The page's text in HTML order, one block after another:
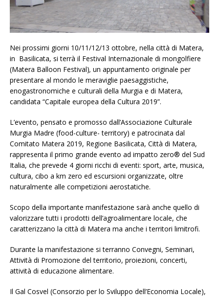
Nei prossimi giorni 10/11/12/13 ottobre, nella città di Matera,
in Basilicata, si terrà il Festival Internazionale di mongolfiere
(Matera Balloon Festival), un appuntamento originale per
presentare al mondo le meraviglie paesaggistiche,
enogastronomiche e culturali della Murgia e di Matera,
candidata “Capitale europea della Cultura 2019”.
L’evento, pensato e promosso dall’Associazione Culturale
Murgia Madre (food-culture- territory) e patrocinata dal
Comitato Matera 2019, Regione Basilicata, Città di Matera,
rappresenta il primo grande evento ad impatto zero® del Sud
Italia, che prevede 4 giorni ricchi di eventi: sport, arte, musica,
cultura, cibo a km zero ed escursioni organizzate, oltre
naturalmente alle competizioni aerostatiche.
Scopo della importante manifestazione sarà anche quello di
valorizzare tutti i prodotti dell’agroalimentare locale, che
caratterizzano la città di Matera ma anche i territori limitrofi.
Durante la manifestazione si terranno Convegni, Seminari,
Attività di Promozione del territorio, proiezioni, concerti,
attività di educazione alimentare.
Il Gal Cosvel (Consorzio per lo Sviluppo dell’Economia Locale),